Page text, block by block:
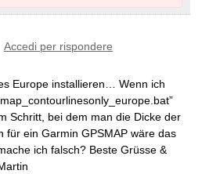
are several possibilities.
contourlines and contourlines
contourlines only map option in
.bat batchfiles and for one
the map as usual in
Qlandkarte GT, then go to the
Accedi per rispondere
Europe installieren… Wenn ich
Schritt, bei dem man die Dicke der
für ein Garmin GPSMAP wäre das
ich falsch? Beste Grüsse &